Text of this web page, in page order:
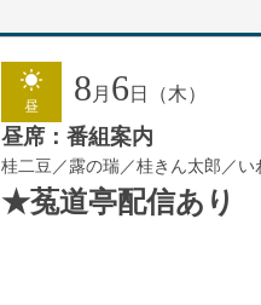
昼 8月 6 日（木）
昼席：番組案内
桂二豆／露の瑞／桂きん太郎／
★菟道亭配信あり